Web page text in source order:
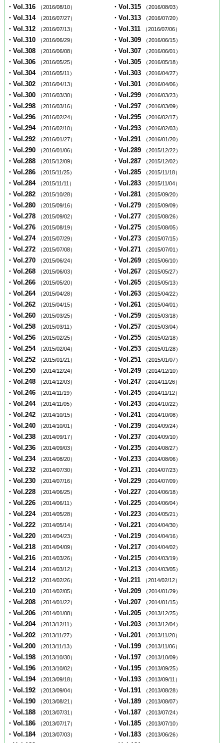
・Vol.316 （2016/08/10） ・Vol.315 （2016/08/03）
・Vol.314 （2016/07/27） ・Vol.313 （2016/07/20）
・Vol.312 （2016/07/13） ・Vol.311 （2016/07/06）
・Vol.310 （2016/06/29） ・Vol.309 （2016/06/15）
・Vol.308 （2016/06/08） ・Vol.307 （2016/06/01）
・Vol.306 （2016/05/25） ・Vol.305 （2016/05/18）
・Vol.304 （2016/05/11） ・Vol.303 （2016/04/27）
・Vol.302 （2016/04/13） ・Vol.301 （2016/04/06）
・Vol.300 （2016/03/30） ・Vol.299 （2016/03/23）
・Vol.298 （2016/03/16） ・Vol.297 （2016/03/09）
・Vol.296 （2016/02/24） ・Vol.295 （2016/02/17）
・Vol.294 （2016/02/10） ・Vol.293 （2016/02/03）
・Vol.292 （2016/01/27） ・Vol.291 （2016/01/20）
・Vol.290 （2016/01/06） ・Vol.289 （2015/12/22）
・Vol.288 （2015/12/09） ・Vol.287 （2015/12/02）
・Vol.286 （2015/11/25） ・Vol.285 （2015/11/18）
・Vol.284 （2015/11/11） ・Vol.283 （2015/11/04）
・Vol.282 （2015/10/28） ・Vol.281 （2015/09/20）
・Vol.280 （2015/09/16） ・Vol.279 （2015/09/09）
・Vol.278 （2015/09/02） ・Vol.277 （2015/08/26）
・Vol.276 （2015/08/19） ・Vol.275 （2015/08/05）
・Vol.274 （2015/07/29） ・Vol.273 （2015/07/15）
・Vol.272 （2015/07/08） ・Vol.271 （2015/07/01）
・Vol.270 （2015/06/24） ・Vol.269 （2015/06/10）
・Vol.268 （2015/06/03） ・Vol.267 （2015/05/27）
・Vol.266 （2015/05/20） ・Vol.265 （2015/05/13）
・Vol.264 （2015/04/28） ・Vol.263 （2015/04/22）
・Vol.262 （2015/04/15） ・Vol.261 （2015/04/01）
・Vol.260 （2015/03/25） ・Vol.259 （2015/03/18）
・Vol.258 （2015/03/11） ・Vol.257 （2015/03/04）
・Vol.256 （2015/02/25） ・Vol.255 （2015/02/18）
・Vol.254 （2015/02/04） ・Vol.253 （2015/01/28）
・Vol.252 （2015/01/21） ・Vol.251 （2015/01/07）
・Vol.250 （2014/12/24） ・Vol.249 （2014/12/10）
・Vol.248 （2014/12/03） ・Vol.247 （2014/11/26）
・Vol.246 （2014/11/19） ・Vol.245 （2014/11/12）
・Vol.244 （2014/11/05） ・Vol.243 （2014/10/22）
・Vol.242 （2014/10/15） ・Vol.241 （2014/10/08）
・Vol.240 （2014/10/01） ・Vol.239 （2014/09/24）
・Vol.238 （2014/09/17） ・Vol.237 （2014/09/10）
・Vol.236 （2014/09/03） ・Vol.235 （2014/08/27）
・Vol.234 （2014/08/20） ・Vol.233 （2014/08/06）
・Vol.232 （2014/07/30） ・Vol.231 （2014/07/23）
・Vol.230 （2014/07/16） ・Vol.229 （2014/07/09）
・Vol.228 （2014/06/25） ・Vol.227 （2014/06/18）
・Vol.226 （2014/06/11） ・Vol.225 （2014/06/04）
・Vol.224 （2014/05/28） ・Vol.223 （2014/05/21）
・Vol.222 （2014/05/14） ・Vol.221 （2014/04/30）
・Vol.220 （2014/04/23） ・Vol.219 （2014/04/16）
・Vol.218 （2014/04/09） ・Vol.217 （2014/04/02）
・Vol.216 （2014/03/26） ・Vol.215 （2014/03/19）
・Vol.214 （2014/03/12） ・Vol.213 （2014/03/05）
・Vol.212 （2014/02/26） ・Vol.211 （2014/02/12）
・Vol.210 （2014/02/05） ・Vol.209 （2014/01/29）
・Vol.208 （2014/01/22） ・Vol.207 （2014/01/15）
・Vol.206 （2014/01/08） ・Vol.205 （2013/12/25）
・Vol.204 （2013/12/11） ・Vol.203 （2013/12/04）
・Vol.202 （2013/11/27） ・Vol.201 （2013/11/20）
・Vol.200 （2013/11/13） ・Vol.199 （2013/11/06）
・Vol.198 （2013/10/30） ・Vol.197 （2013/10/09）
・Vol.196 （2013/10/02） ・Vol.195 （2013/09/25）
・Vol.194 （2013/09/18） ・Vol.193 （2013/09/11）
・Vol.192 （2013/09/04） ・Vol.191 （2013/08/28）
・Vol.190 （2013/08/21） ・Vol.189 （2013/08/07）
・Vol.188 （2013/07/31） ・Vol.187 （2013/07/24）
・Vol.186 （2013/07/17） ・Vol.185 （2013/07/10）
・Vol.184 （2013/07/03） ・Vol.183 （2013/06/26）